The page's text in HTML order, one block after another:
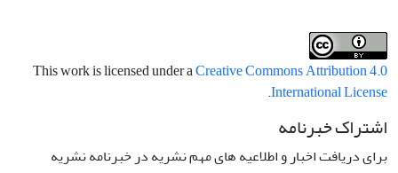
This work is licensed under aCreative Commons Attribution 4.0
International License
.
اشتراک خبرنامه
برای دریافت اخبار و اطلاعیه های مهم نشریه در خبرنامه نشریه